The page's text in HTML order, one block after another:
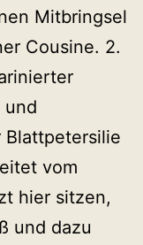
Mitbringsel
Cousine. 2.
und
vom
hier sitzen,
und dazu